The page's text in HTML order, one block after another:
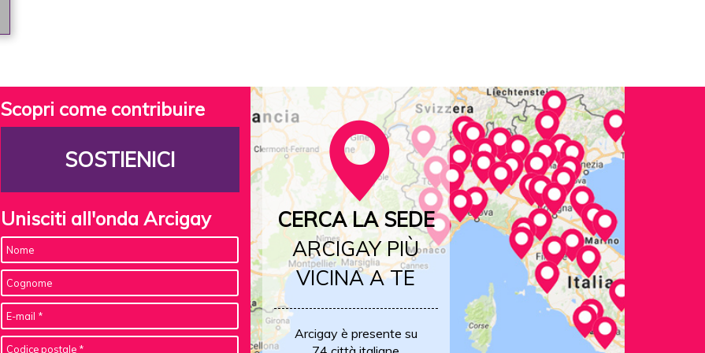
Scopri come contribuire
SOSTIENICI
Unisciti all'onda Arcigay
CERCA LA SEDE
ARCIGAY PIÙ
VICINA A TE
Arcigay è presente su